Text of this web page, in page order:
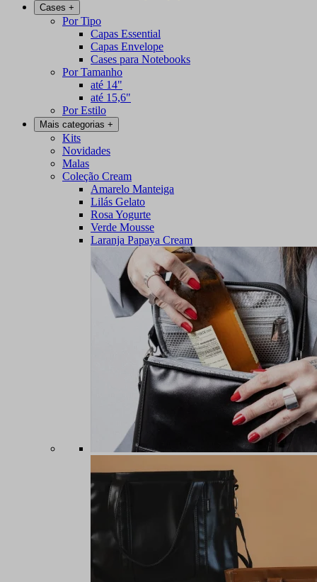
Cases +
Por Tipo
Capas Essential
Capas Envelope
Cases para Notebooks
Por Tamanho
até 14"
até 15,6"
Por Estilo
Mais categorias +
Kits
Novidades
Malas
Coleção Cream
Amarelo Manteiga
Lilás Gelato
Rosa Yogurte
Verde Mousse
Laranja Papaya Cream